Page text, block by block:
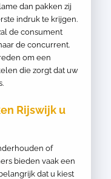
dan pakken zij
indruk te krijgen.
de consument
de concurrent.
om een
die zorgt dat uw
Rijswijk u
of
bieden vaak een
dat u kiest